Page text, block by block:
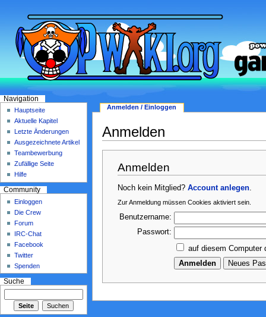
Anmelden
Anmelden
Noch kein Mitglied?Account anlegen
Zur Anmeldung müssen Cookies aktiviert sein.
Benutzername:
Passwort:
auf diesem Computer
Anmelden / Einloggen
Navigation
Hauptseite
Aktuelle Kapitel
Letzte Änderungen
Ausgezeichnete Artikel
Teambewerbung
Zufällige Seite
Hilfe
Community
Einloggen
Die Crew
Forum
IRC-Chat
Facebook
Twitter
Spenden
Suche